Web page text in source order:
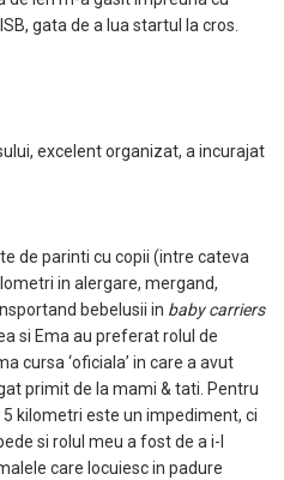
gata de a lua startul la cros.
excelent organizat, a incurajat
de parinti cu copii (intre cateva
in alergare, mergand,
bebelusii in baby carriers
si Ema au preferat rolul de
cursa ‘oficiala’ in care a avut
primit de la mami & tati. Pentru
kilometri este un impediment, ci
si rolul meu a fost de a i-l
care locuiesc in padure